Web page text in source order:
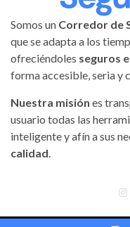
Somos un Corredor de
que se adapta a los
ofreciéndoles seguros
forma accesible, seria y
Nuestra misión es
usuario todas las
inteligente y afín a sus
calidad